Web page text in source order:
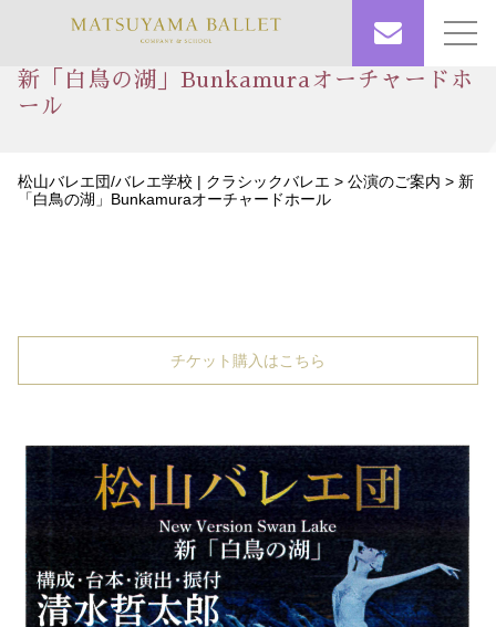
新「白鳥の湖」Bunkamuraオーチャードホ
ール
松山バレエ団/バレエ学校 | クラシックバレエ > 公演のご案内 > 新
「白鳥の湖」Bunkamuraオーチャードホール
チケット購入はこちら